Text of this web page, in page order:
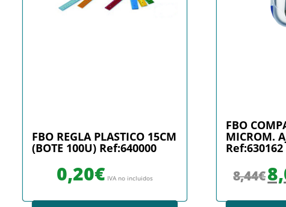
FBO REGLA PLASTICO 15CM
(BOTE 100U) Ref:640000
0,20€ IVA no incluidos
FBO
MICROM.
Ref:630162
8,44€